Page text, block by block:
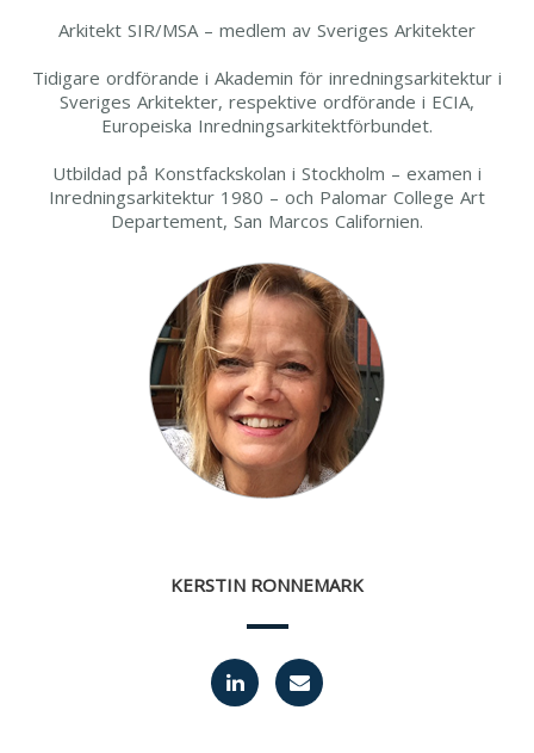
Arkitekt SIR/MSA – medlem av Sveriges Arkitekter
Tidigare ordförande i Akademin för inredningsarkitektur i
Sveriges Arkitekter, respektive ordförande i ECIA,
Europeiska Inredningsarkitektförbundet.
Utbildad på Konstfackskolan i Stockholm – examen i
Inredningsarkitektur 1980 – och Palomar College Art
Departement, San Marcos Californien.
KERSTIN RONNEMARK